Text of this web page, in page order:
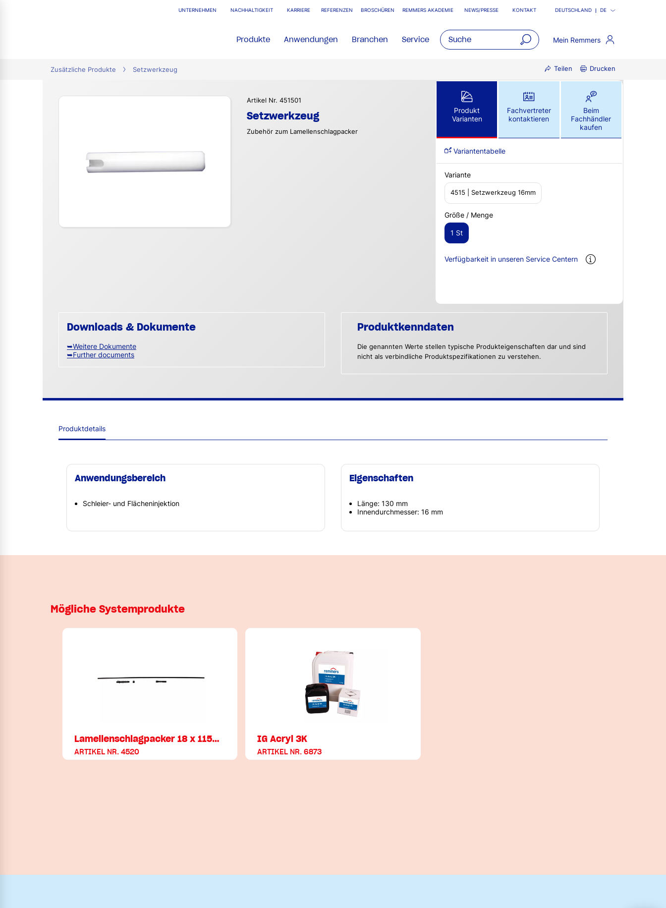
UNTERNEHMEN NACHHALTIGKEIT KARRIERE REFERENZEN BROSCHÜREN REMMERS AKADEMIE NEWS/PRESSE KONTAKT DEUTSCHLAND DE
Produkte Anwendungen Branchen Service Mein Remmers
Zusätzliche Produkte Setzwerkzeug Teilen Drucken
Artikel Nr. 451501
Setzwerkzeug
Zubehör zum Lamellenschlagpacker
Produkt
Varianten
Fachvertreter
kontaktieren
Beim
Fachhändler
kaufen
Variantentabelle
Variante
4515 | Setzwerkzeug 16mm
Größe / Menge
1 St
Verfügbarkeit in unseren Service Centern
Downloads & Dokumente
➥Weitere Dokumente
➥Further documents
Produktkenndaten
Die genannten Werte stellen typische Produkteigenschaften dar und sind
nicht als verbindliche Produktspezifikationen zu verstehen.
Produktdetails
Anwendungsbereich
Schleier- und Flächeninjektion
Eigenschaften
Länge: 130 mm
Innendurchmesser: 16 mm
Mögliche Systemprodukte
Lamellenschlagpacker 18 x 115…
ARTIKEL NR. 4520
IG Acryl 3K
ARTIKEL NR. 6873